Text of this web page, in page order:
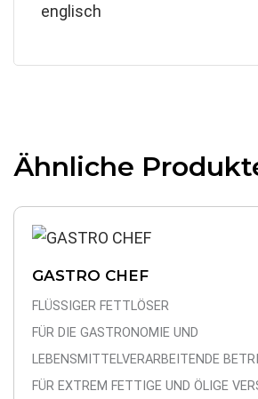
englisch
Ähnliche
GASTRO CHEF
FLÜSSIGER FETTLÖSER
FÜR DIE GASTRONOMIE UND
LEBENSMITTELVERARBEITENDE
FÜR EXTREM FETTIGE UND ÖLIGE